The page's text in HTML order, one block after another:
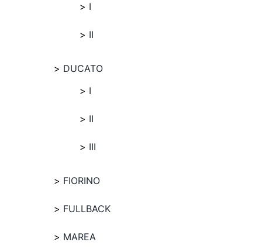
I
II
DUCATO
I
II
III
FIORINO
FULLBACK
MAREA